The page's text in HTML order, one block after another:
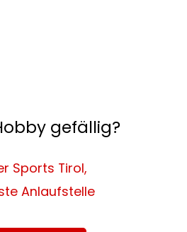
gefällig?
Sports Tirol,
Anlaufstelle